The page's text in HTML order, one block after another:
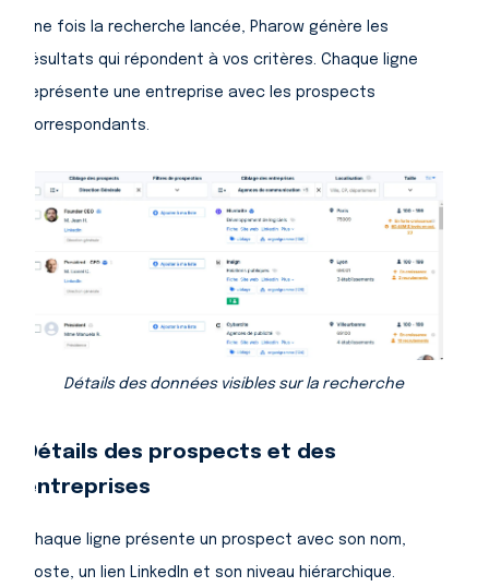
Une fois la recherche lancée, Pharow génère les
résultats qui répondent à vos critères. Chaque ligne
représente une entreprise avec les prospects
correspondants.
Détails des données visibles sur la recherche
Détails des prospects et des
entreprises
Chaque ligne présente un prospect avec son nom,
poste, un lien LinkedIn et son niveau hiérarchique.